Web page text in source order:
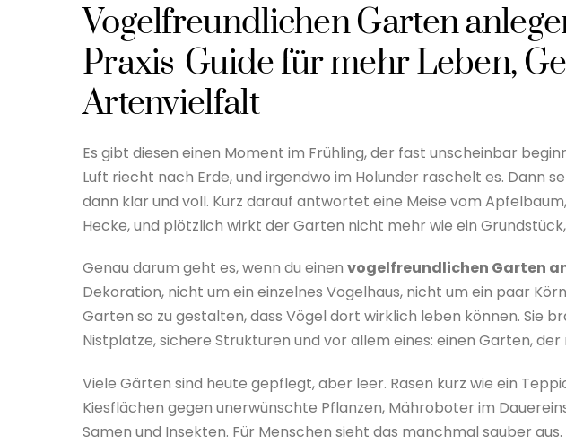
Vogelfreundlichen Garten
Praxis-Guide für mehr Leben,
Artenvielfalt
Es gibt diesen einen Moment im Frühling, der fast unscheinbar
Luft riecht nach Erde, und irgendwo im Holunder raschelt es. Dann
dann klar und voll. Kurz darauf antwortet eine Meise vom
Hecke, und plötzlich wirkt der Garten nicht mehr wie ein
Genau darum geht es, wenn du einen vogelfreundlichen Garten
Dekoration, nicht um ein einzelnes Vogelhaus, nicht um ein paar
Garten so zu gestalten, dass Vögel dort wirklich leben können. Sie
Nistplätze, sichere Strukturen und vor allem eines: einen Garten,
Viele Gärten sind heute gepflegt, aber leer. Rasen kurz wie ein
Kiesflächen gegen unerwünschte Pflanzen, Mähroboter im
Samen und Insekten. Für Menschen sieht das manchmal sauber